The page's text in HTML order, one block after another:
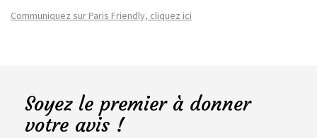
Communiquez sur Paris Friendly, cliquez ici
Soyez le premier à donner
votre avis !